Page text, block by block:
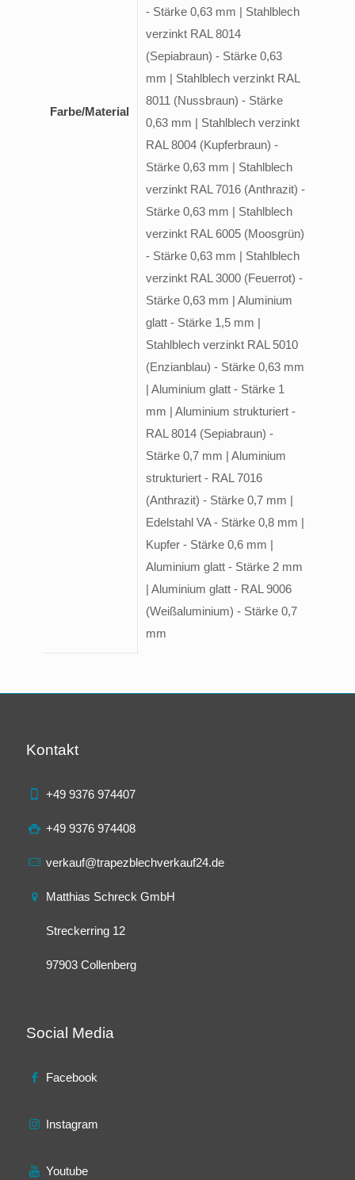
Farbe/Material
- Stärke 0,63 mm | Stahlblech
verzinkt RAL 8014
(Sepiabraun) - Stärke 0,63
mm | Stahlblech verzinkt RAL
8011 (Nussbraun) - Stärke
0,63 mm | Stahlblech verzinkt
RAL 8004 (Kupferbraun) -
Stärke 0,63 mm | Stahlblech
verzinkt RAL 7016 (Anthrazit) -
Stärke 0,63 mm | Stahlblech
verzinkt RAL 6005 (Moosgrün)
- Stärke 0,63 mm | Stahlblech
verzinkt RAL 3000 (Feuerrot) -
Stärke 0,63 mm | Aluminium
glatt - Stärke 1,5 mm |
Stahlblech verzinkt RAL 5010
(Enzianblau) - Stärke 0,63 mm
| Aluminium glatt - Stärke 1
mm | Aluminium strukturiert -
RAL 8014 (Sepiabraun) -
Stärke 0,7 mm | Aluminium
strukturiert - RAL 7016
(Anthrazit) - Stärke 0,7 mm |
Edelstahl VA - Stärke 0,8 mm |
Kupfer - Stärke 0,6 mm |
Aluminium glatt - Stärke 2 mm
| Aluminium glatt - RAL 9006
(Weißaluminium) - Stärke 0,7
mm
Kontakt
+49 9376 974407
+49 9376 974408
verkauf@trapezblechverkauf24.de
Matthias Schreck GmbH
Streckerring 12
97903 Collenberg
Social Media
Facebook
Instagram
Youtube